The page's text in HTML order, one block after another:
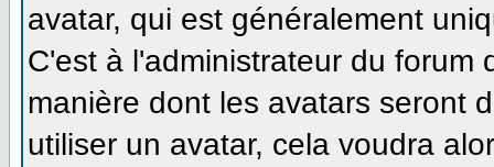
avatar, qui est généralement
C'est à l'administrateur du forum
manière dont les avatars seront
utiliser un avatar, cela voudra